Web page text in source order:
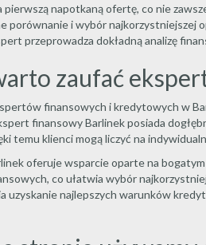
napotkaną ofertę, co nie
porównanie i wybór najkorzystniejszej
przeprowadza dokładną analizę
zaufać
finansowych i kredytowych w
finansowy Barlinek posiada
temu klienci mogą liczyć na
oferuje wsparcie oparte na
co ułatwia wybór
uzyskanie najlepszych warunków